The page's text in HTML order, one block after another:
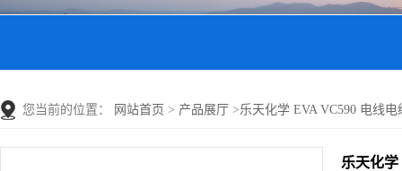
您当前的位置： 网站首页 > 产品展厅 >乐天化学 EVA VC590 电线
乐天化